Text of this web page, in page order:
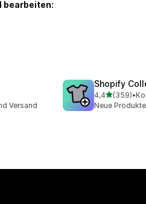
bearbeiten:
Versand
Shopify
4,4von 5
(359)
359 •
Neue